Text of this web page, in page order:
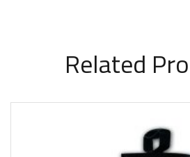
Related